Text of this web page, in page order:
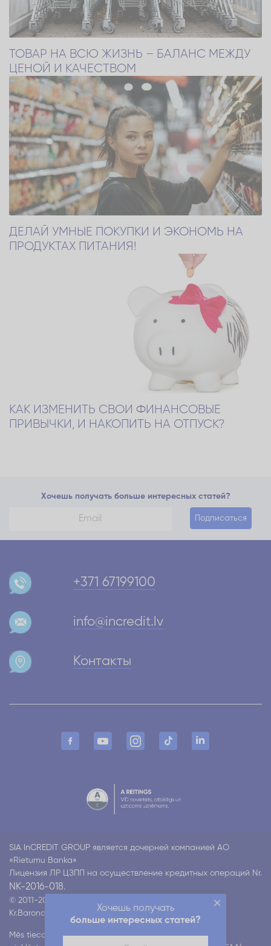
ТОВАР НА ВСЮ ЖИЗНЬ – БАЛАНС МЕЖДУ
ЦЕНОЙ И КАЧЕСТВОМ
ДЕЛАЙ УМНЫЕ ПОКУПКИ И ЭКОНОМЬ НА
ПРОДУКТАХ ПИТАНИЯ!
КАК ИЗМЕНИТЬ СВОИ ФИНАНСОВЫЕ
ПРИВЫЧКИ, И НАКОПИТЬ НА ОТПУСК?
Хочешь получать
больше интересных статей?
Хочешь получать больше интересных статей?
Подписаться
+371 67199100
info@incredit.lv
Контакты
SIA InCREDIT GROUP является дочерней компанией АО
«Rietumu Banka»
Лицензия ЛР ЦЗПП на осуществление кредитных операций Nr.
NK-2016-018.
© 2011-2026 Incredit
Kr.Barona 130 k4, Rīga LV-1012
Все права защищены
Mēs tiecamies nodrošināt mūsu digitālo pakalpojumu